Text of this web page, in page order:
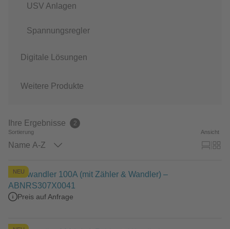
USV Anlagen
Spannungsregler
Digitale Lösungen
Weitere Produkte
Ihre Ergebnisse 2
Sortierung
Name A-Z
Ansicht
NEU
Kleinwandler 100A (mit Zähler & Wandler) –
ABNRS307X0041
Preis auf Anfrage